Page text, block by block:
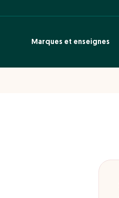
Marques et enseignes